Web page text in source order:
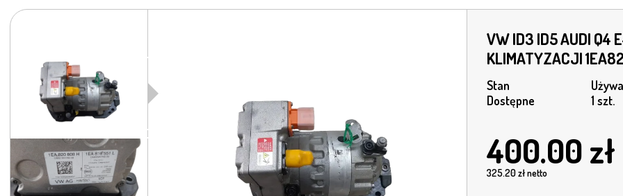
VW ID3 ID5 AUDI Q4
KLIMATYZACJI
Stan
Dostępne
1 szt.
400.00 zł
325.20zł netto